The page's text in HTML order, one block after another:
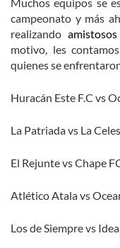
campeonato y más
realizandoamistosos
motivo, les
quienes se
Huracán Este F.C vs
La Patriada vs La
El Rejunte vs Chape
Atlético Atala vs
Los de Siempre vs